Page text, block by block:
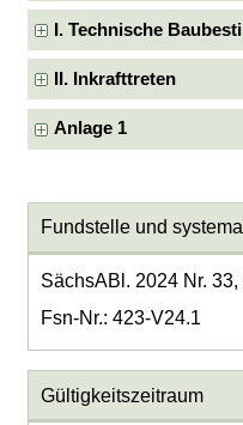
I. Technische
II. Inkrafttreten
Anlage 1
Fundstelle und
SächsABl. 2024 Nr. 33,
Fsn-Nr.: 423-V24.1
Gültigkeitszeitraum